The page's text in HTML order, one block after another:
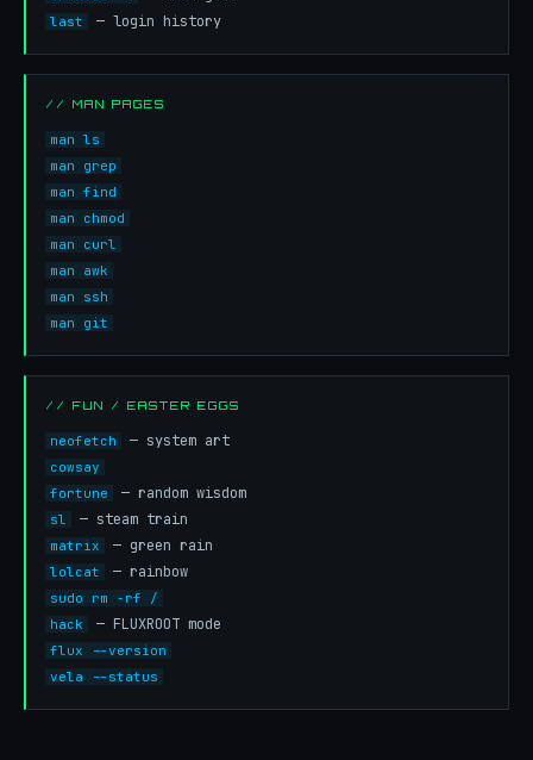
last — login history
// MAN PAGES
man ls
man grep
man find
man chmod
man curl
man awk
man ssh
man git
// FUN / EASTER EGGS
neofetch — system art
cowsay
fortune
— random wisdom
sl — steam train
matrix — green rain
lolcat — rainbow
sudo rm -rf /
hack
— FLUXROOT mode
flux --version
vela --status